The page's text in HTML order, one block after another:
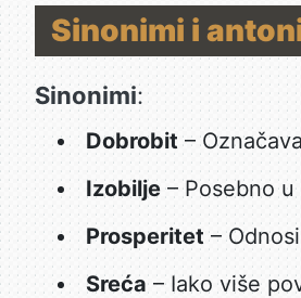
Sinonimi i
Sinonimi:
Dobrobit –
Izobilje– Posebno u
Prosperitet –
Sreća– Iako više